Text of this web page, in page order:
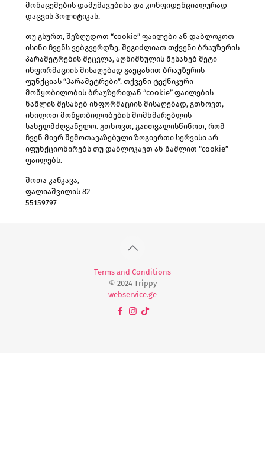
მონაცემების დამუშავებისა და კონფიდენციალურად
დაცვის პოლიტიკას.
თუ გსურთ, შეზღუდოთ “cookie” ფაილები ან დაბლოკოთ
ისინი ჩვენს ვებგვერდზე, შეგიძლიათ თქვენი ბრაუზერის
პარამეტრების შეცვლა, აღნიშნულის შესახებ მეტი
ინფორმაციის მისაღებად გაეცანით ბრაუზერის
ფუნქციას “პარამეტრები”. თქვენი ტექნიკური
მოწყობილობის ბრაუზერიდან “cookie” ფაილების
წაშლის შესახებ ინფორმაციის მისაღებად, გთხოვთ,
იხილოთ მოწყობილობების მომხმარებლის
სახელმძღვანელო. გთხოვთ, გაითვალისწინოთ, რომ
ჩვენ მიერ შემოთავაზებული ზოგიერთი სერვისი არ
იფუნქციონირებს თუ დაბლოკავთ ან წაშლით “cookie”
ფაილებს.
შოთა კანკავა,
ფალიაშვილის 82
55159797
Terms and Conditions
© 2024 Trippy
webservice.ge